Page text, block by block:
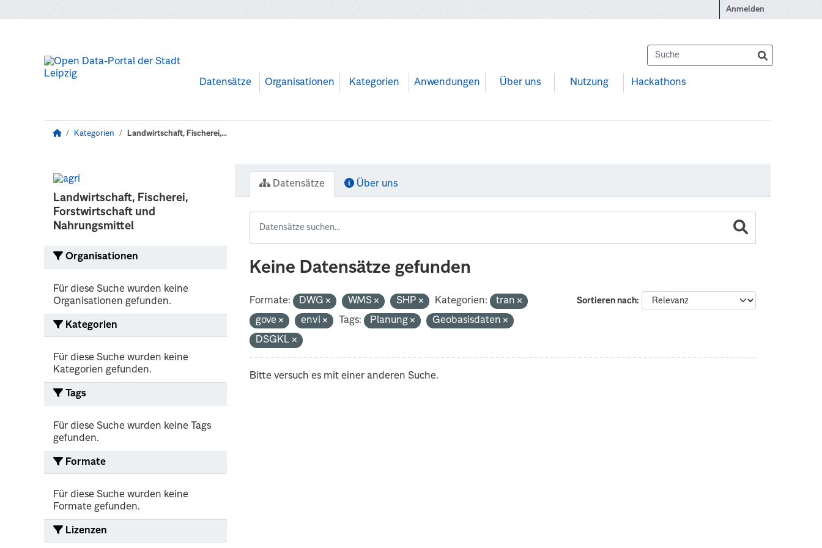
Anmelden
Datensätze Organisationen Kategorien Anwendungen Über uns Nutzung Hackathons
Kategorien Landwirtschaft, Fischerei,...
Landwirtschaft, Fischerei,
Forstwirtschaft und
Nahrungsmittel
Organisationen
Für diese Suche wurden keine
Organisationen gefunden.
Kategorien
Für diese Suche wurden keine
Kategorien gefunden.
Tags
Für diese Suche wurden keine Tags
gefunden.
Formate
Für diese Suche wurden keine
Formate gefunden.
Lizenzen
Datensätze Über uns
Keine Datensätze gefunden
Sortieren nach
Formate: DWG WMS SHP Kategorien:
tran
gove
envi Tags: Planung
Geobasisdaten
DSGKL
Bitte versuch es mit einer anderen Suche.